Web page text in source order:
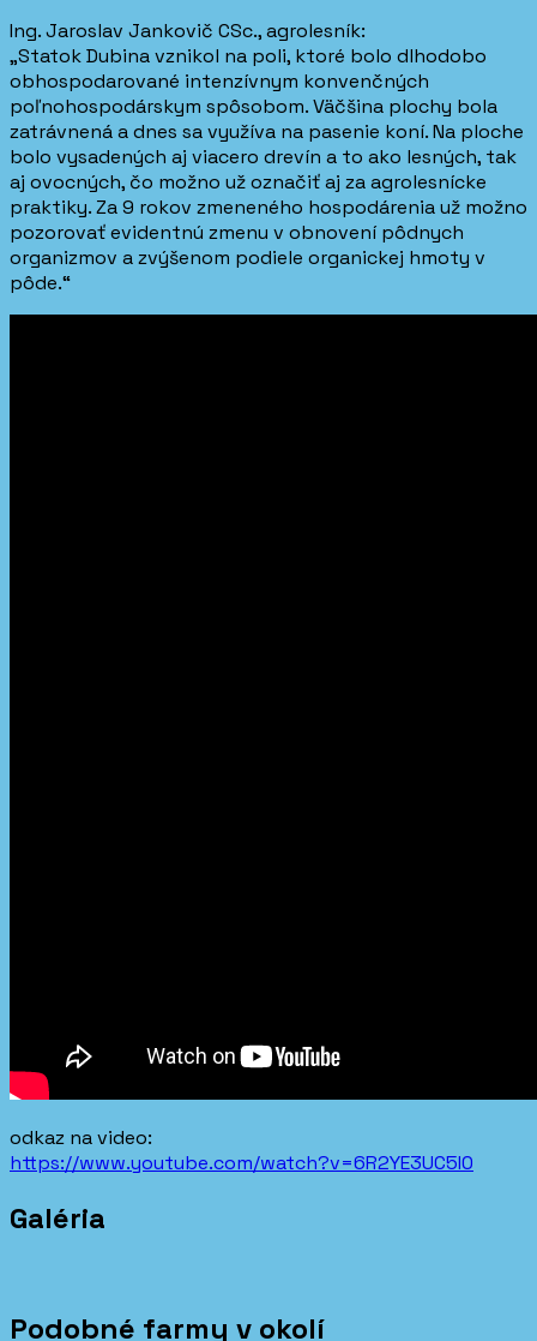
Ing. Jaroslav Jankovič CSc., agrolesník:
„Statok Dubina vznikol na poli, ktoré bolo dlhodobo
obhospodarované intenzívnym konvenčných
poľnohospodárskym spôsobom. Väčšina plochy bola
zatrávnená a dnes sa využíva na pasenie koní. Na ploche
bolo vysadených aj viacero drevín a to ako lesných, tak
aj ovocných, čo možno už označiť aj za agrolesnícke
praktiky. Za 9 rokov zmeneného hospodárenia už možno
pozorovať evidentnú zmenu v obnovení pôdnych
organizmov a zvýšenom podiele organickej hmoty v
pôde.“
odkaz na video:
https://www.youtube.com/watch?v=6R2YE3UC5I0
Galéria
Podobné farmy v okolí